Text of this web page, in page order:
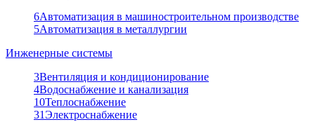
6Автоматизация в машиностроительном производстве
5Автоматизация в металлургии
Инженерные системы
3Вентиляция и кондиционирование
4Водоснабжение и канализация
10Теплоснабжение
31Электроснабжение